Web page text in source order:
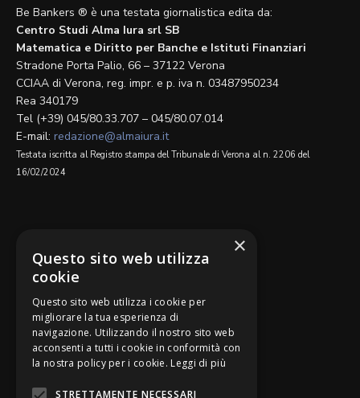
Be Bankers ® è una testata giornalistica edita da:
Centro Studi Alma Iura srl SB
Matematica e Diritto per Banche e Istituti Finanziari
Stradone Porta Palio, 66 – 37122 Verona
CCIAA di Verona, reg. impr. e p. iva n. 03487950234
Rea 340179
Tel (+39) 045/80.33.707 – 045/80.07.014
E-mail: redazione@almaiura.it
Testata iscritta al Registro stampa del Tribunale di Verona al n. 2206 del
16/02/2024
Be Bankers è ideato da
×
Questo sito web utilizza
cookie
Questo sito web utilizza i cookie per
migliorare la tua esperienza di
navigazione. Utilizzando il nostro sito web
acconsenti a tutti i cookie in conformità con
la nostra policy per i cookie. Leggi di più
STRETTAMENTE NECESSARI